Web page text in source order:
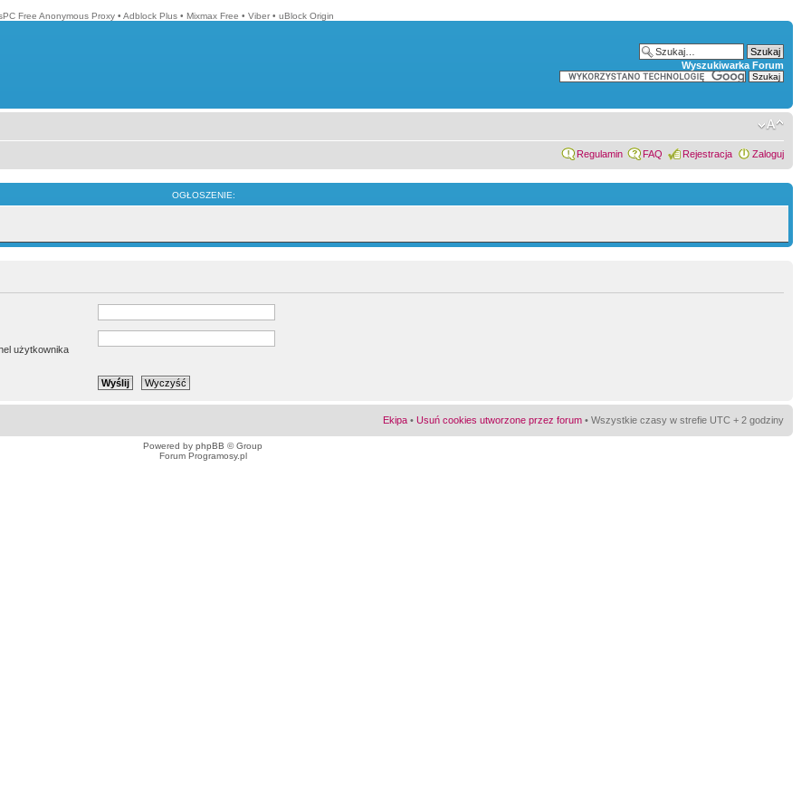
Free Anonymous Proxy • Adblock Plus • Mixmax Free • Viber • uBlock Origin
Wyszukiwarka Forum
Regulamin FAQ Rejestracja Zaloguj
OGŁOSZENIE:
użytkownika
Ekipa • Usuń cookies utworzone przez forum • Wszystkie czasy w strefie UTC + 2 godziny
Powered by phpBB © Group
Forum Programosy.pl